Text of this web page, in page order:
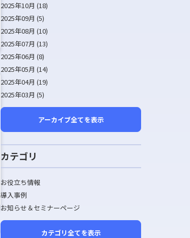
2025年10月 (18)
2025年09月 (5)
2025年08月 (10)
2025年07月 (13)
2025年06月 (8)
2025年05月 (14)
2025年04月 (19)
2025年03月 (5)
アーカイブ全てを表示
カテゴリ
お役立ち情報
導入事例
お知らせ＆セミナーページ
カテゴリ全てを表示